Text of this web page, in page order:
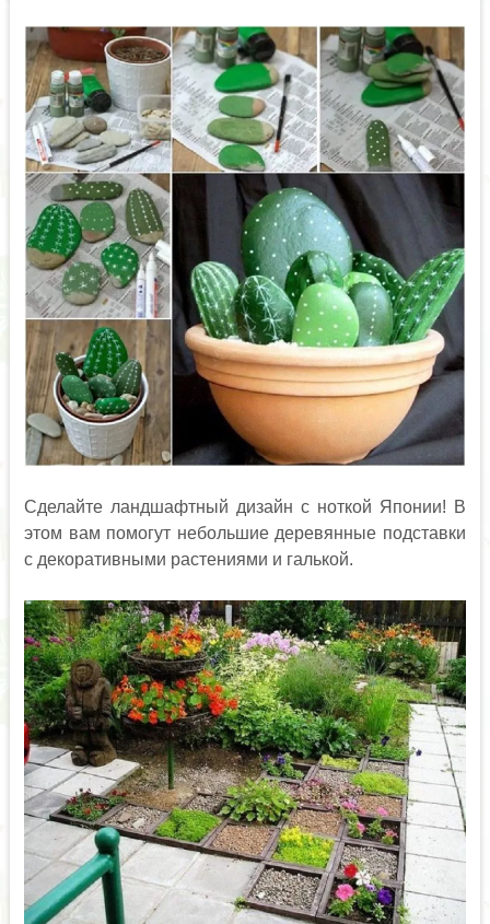
Сделайте ландшафтный дизайн с ноткой Японии! В
этом вам помогут небольшие деревянные подставки
с декоративными растениями и галькой.